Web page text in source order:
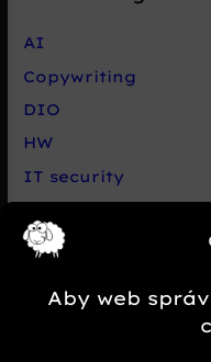
Aby web
AI
Copywriting
DIO
HW
IT security
Net
Novinky e-